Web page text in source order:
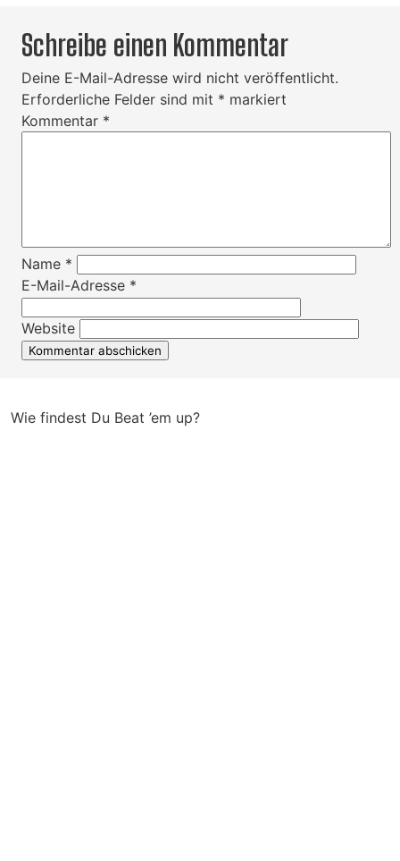
Schreibe einen Kommentar
Deine E-Mail-Adresse wird nicht veröffentlicht.
Erforderliche Felder sind mit * markiert
Kommentar *
Name *
E-Mail-Adresse *
Website
Wie findest Du Beat ’em up?